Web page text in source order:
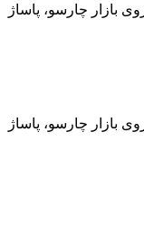
بازار چارسو، پاساژ
بازار چارسو، پاساژ